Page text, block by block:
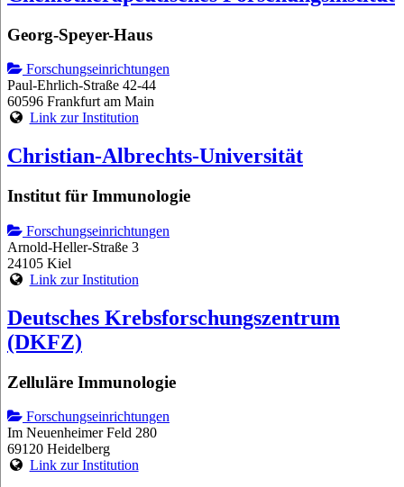
Georg-Speyer-Haus
Forschungseinrichtungen
Paul-Ehrlich-Straße 42-44
60596 Frankfurt am Main
Link zur Institution
Christian-Albrechts-Universität
Institut für Immunologie
Forschungseinrichtungen
Arnold-Heller-Straße 3
24105 Kiel
Link zur Institution
Deutsches Krebsforschungszentrum
(DKFZ)
Zelluläre Immunologie
Forschungseinrichtungen
Im Neuenheimer Feld 280
69120 Heidelberg
Link zur Institution